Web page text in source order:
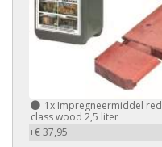
1x Impregneermiddel red
class wood 2,5 liter
+€ 37,95